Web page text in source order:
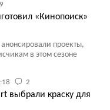
9
«Кинопоиск»
проекты,
в этом сезоне
2
выбрали краску для